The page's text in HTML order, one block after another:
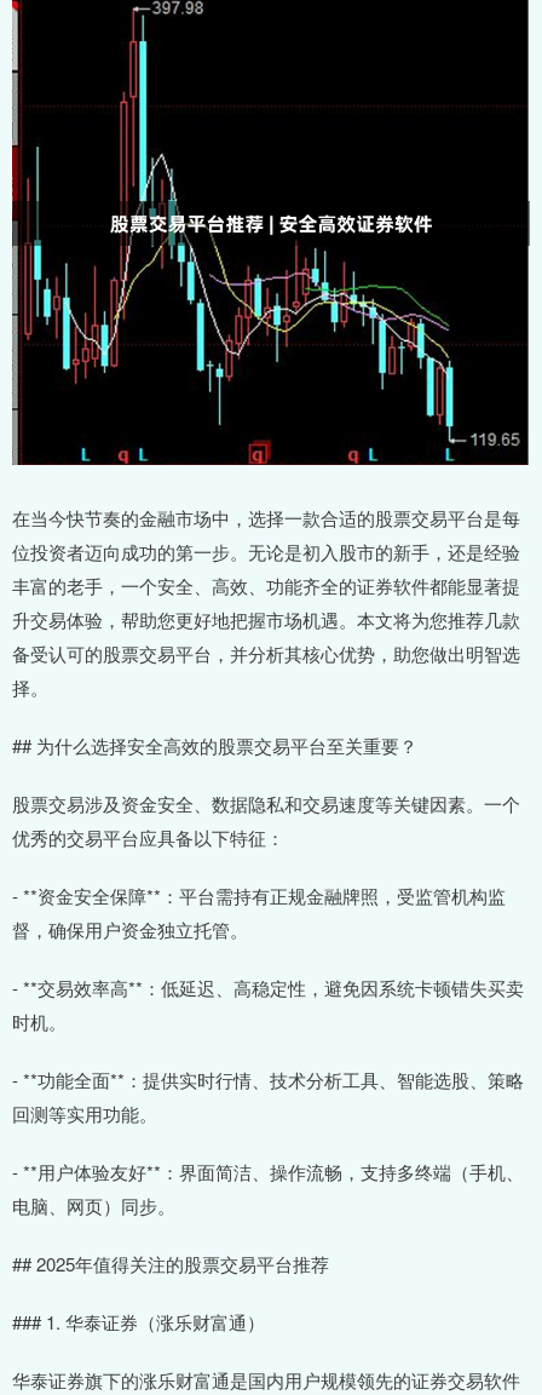
在当今快节奏的金融市场中，选择一款合适的股票交易平台是每
位投资者迈向成功的第一步。无论是初入股市的新手，还是经验
丰富的老手，一个安全、高效、功能齐全的证券软件都能显著提
升交易体验，帮助您更好地把握市场机遇。本文将为您推荐几款
备受认可的股票交易平台，并分析其核心优势，助您做出明智选
择。
## 为什么选择安全高效的股票交易平台至关重要？
股票交易涉及资金安全、数据隐私和交易速度等关键因素。一个
优秀的交易平台应具备以下特征：
- **资金安全保障**：平台需持有正规金融牌照，受监管机构监
督，确保用户资金独立托管。
- **交易效率高**：低延迟、高稳定性，避免因系统卡顿错失买卖
时机。
- **功能全面**：提供实时行情、技术分析工具、智能选股、策略
回测等实用功能。
- **用户体验友好**：界面简洁、操作流畅，支持多终端（手机、
电脑、网页）同步。
## 2025年值得关注的股票交易平台推荐
### 1. 华泰证券（涨乐财富通）
华泰证券旗下的涨乐财富通是国内用户规模领先的证券交易软件